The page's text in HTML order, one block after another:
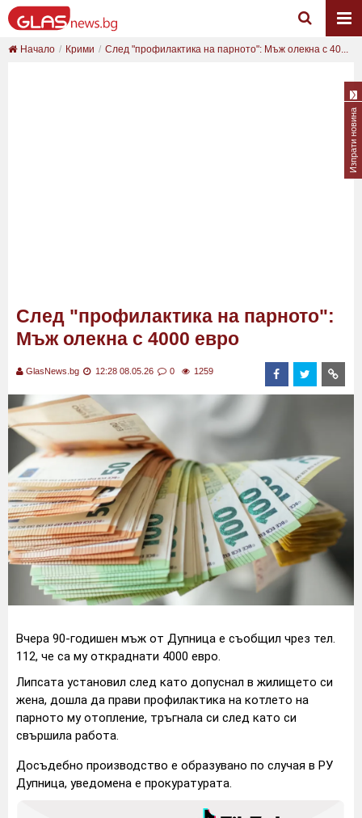
Начало Крими След "профилактика на парното": Мъж олекна с 40...
След "профилактика на парното":
Мъж олекна с 4000 евро
GlasNews.bg 12:28 08.05.26 0 1259
Вчера 90-годишен мъж от Дупница е съобщил чрез тел.
112, че са му откраднати 4000 евро.
Липсата установил след като допуснал в жилището си
жена, дошла да прави профилактика на котлето на
парното му отопление, тръгнала си след като си
свършила работа.
Досъдебно производство е образувано по случая в РУ
Дупница, уведомена е прокуратурата.
Изпрати новина